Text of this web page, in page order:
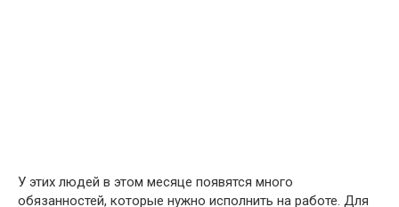
У этих людей в этом месяце появятся много
обязанностей, которые нужно исполнить на работе. Для